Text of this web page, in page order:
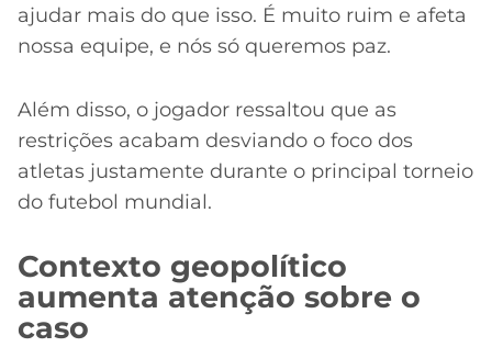
ajudar mais do que isso. É muito ruim e afeta
nossa equipe, e nós só queremos paz.
Além disso, o jogador ressaltou que as
restrições acabam desviando o foco dos
atletas justamente durante o principal torneio
do futebol mundial.
Contexto geopolítico
aumenta atenção sobre o
caso